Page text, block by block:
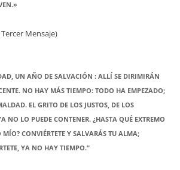
Mensaje)
UN AÑO DE SALVACIÓN : ALLÍ SE DIRIMIRÁN
NO HAY MÁS TIEMPO: TODO HA EMPEZADO;
EL GRITO DE LOS JUSTOS, DE LOS
NO LO PUEDE CONTENER. ¿HASTA QUÉ EXTREMO
MÍO? CONVIÉRTETE Y SALVARÁS TU ALMA;
YA NO HAY TIEMPO.”